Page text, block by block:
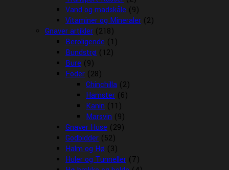
Vand og madskåle (9)
Vitaminer og Mineraler (2)
Gnaver artikler (218)
Beroligende (1)
Bundstrø (12)
Bure (9)
Foder (28)
Chinchilla (2)
Hamster (6)
Kanin (11)
Marsvin (9)
Gnaver Huse (29)
Godbidder (52)
Halm og Hø (3)
Huler og Tunneller (7)